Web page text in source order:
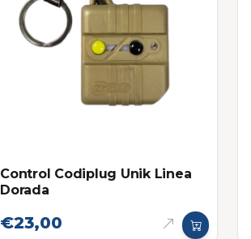
Control Codiplug Unik Linea
Dorada
€23,00